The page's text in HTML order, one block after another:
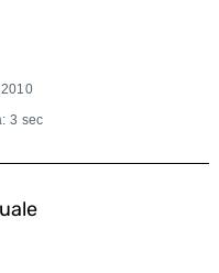
3 sec